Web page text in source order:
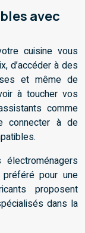
avec
cuisine vous
d’accéder à des
et même de
à toucher vos
comme
connecter à de
pour une
proposent
dans la